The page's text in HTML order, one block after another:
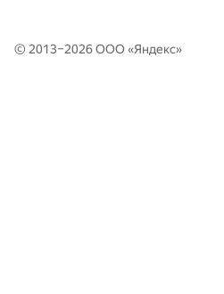
© 2013–2026 ООО «Яндекс»